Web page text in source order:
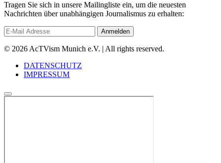
Tragen Sie sich in unsere Mailingliste ein, um die neuesten
Nachrichten über unabhängigen Journalismus zu erhalten:
© 2026 AcTVism Munich e.V. | All rights reserved.
DATENSCHUTZ
IMPRESSUM